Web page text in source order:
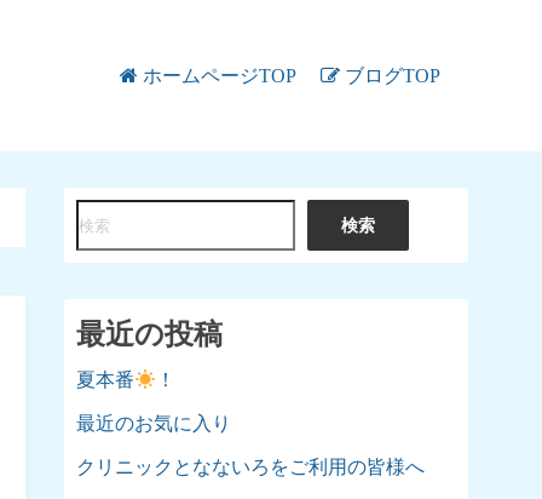
ホームページTOP ブログTOP
検
索
検索
最近の投稿
夏本番 ！
最近のお気に入り
クリニックとなないろをご利用の皆様へ